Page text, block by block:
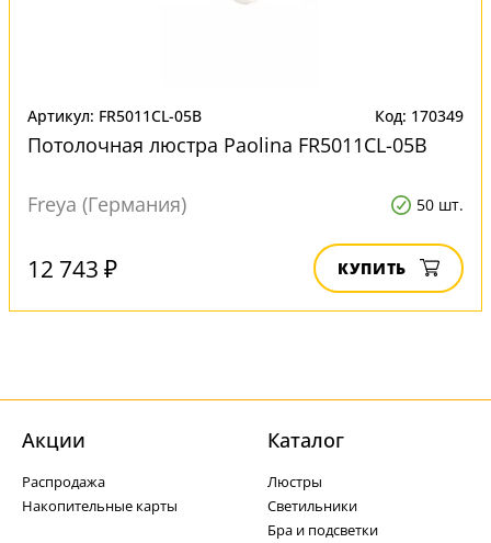
Артикул: FR5011CL-05B Код: 170349
Потолочная люстра Paolina FR5011CL-05B
Freya (Германия) 50 шт.
12 743 ₽ КУПИТЬ
Акции
Распродажа
Накопительные карты
Каталог
Люстры
Светильники
Бра и подсветки